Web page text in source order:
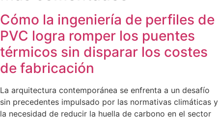
Cómo la ingeniería de perfiles de
PVC logra romper los puentes
térmicos sin disparar los costes
de fabricación
La arquitectura contemporánea se enfrenta a un desafío
sin precedentes impulsado por las normativas climáticas y
la necesidad de reducir la huella de carbono en el sector